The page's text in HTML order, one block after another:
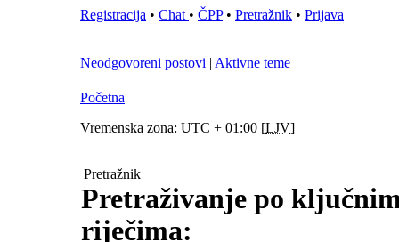
Registracija • Chat • ČPP• Pretražnik • Prijava
Neodgovoreni postovi | Aktivne teme
Početna
Vremenska zona: UTC + 01:00 [LJV]
Pretražnik
Pretraživanje po
riječima: